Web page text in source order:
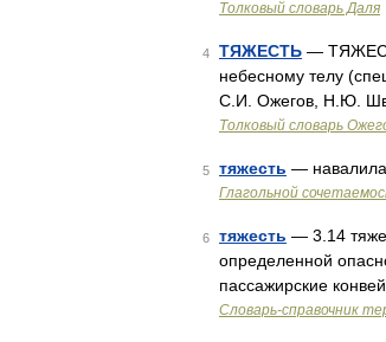
Толковый словарь Даля
4 ТЯЖЕСТЬ —
небесному телу
С.И. Ожегов, Н.Ю.
Толковый словарь
5 тяжесть —
Глагольной
6 тяжесть — 3.14
определенной
пассажирские
Словарь-справочник